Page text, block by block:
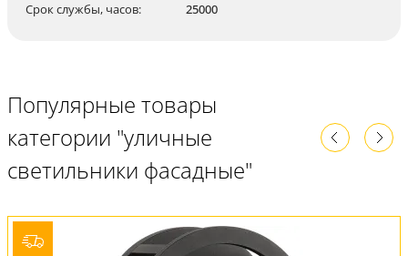
Срок службы, часов:
25000
Популярные товары
категории "уличные
светильники фасадные"